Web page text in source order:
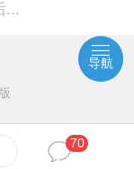
70
...
导航